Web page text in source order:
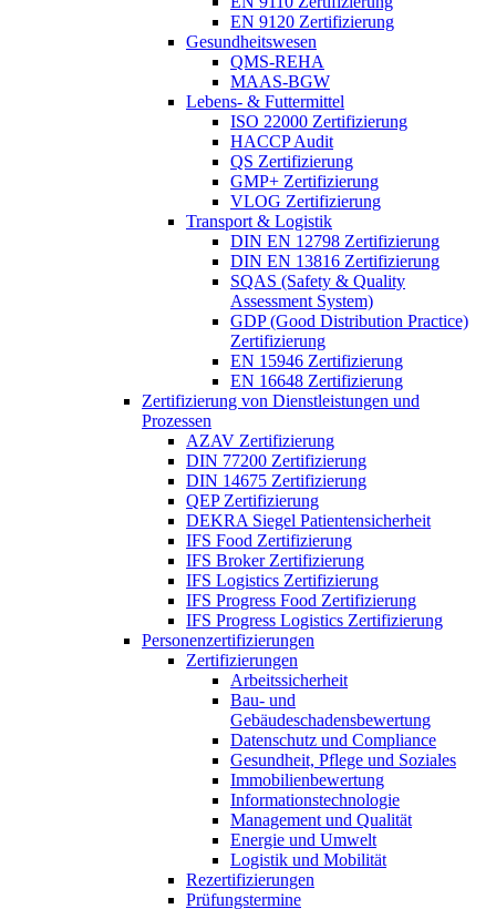
EN 9120 Zertifizierung
Gesundheitswesen
QMS-REHA
MAAS-BGW
Lebens- & Futtermittel
ISO 22000 Zertifizierung
HACCP Audit
QS Zertifizierung
GMP+ Zertifizierung
VLOG Zertifizierung
Transport & Logistik
DIN EN 12798 Zertifizierung
DIN EN 13816 Zertifizierung
SQAS (Safety & Quality
Assessment System)
GDP (Good Distribution Practice)
Zertifizierung
EN 15946 Zertifizierung
EN 16648 Zertifizierung
Zertifizierung von Dienstleistungen und
Prozessen
AZAV Zertifizierung
DIN 77200 Zertifizierung
DIN 14675 Zertifizierung
QEP Zertifizierung
DEKRA Siegel Patientensicherheit
IFS Food Zertifizierung
IFS Broker Zertifizierung
IFS Logistics Zertifizierung
IFS Progress Food Zertifizierung
IFS Progress Logistics Zertifizierung
Personenzertifizierungen
Zertifizierungen
Arbeitssicherheit
Bau- und
Gebäudeschadensbewertung
Datenschutz und Compliance
Gesundheit, Pflege und Soziales
Immobilienbewertung
Informationstechnologie
Management und Qualität
Energie und Umwelt
Logistik und Mobilität
Rezertifizierungen
Prüfungstermine